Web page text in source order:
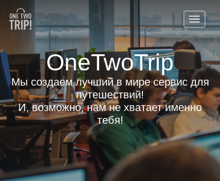
OneTwoTrip
Мы создаем лучший в мире сервис для
путешествий!
И, возможно, нам не хватает именно
тебя!